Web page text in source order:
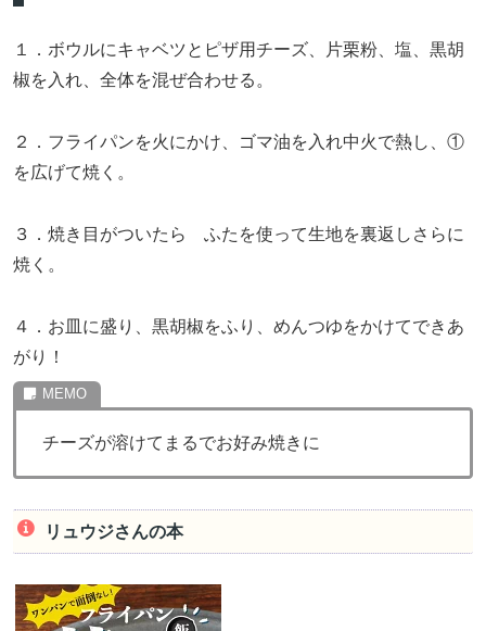
１．ボウルにキャベツとピザ用チーズ、片栗粉、塩、黒胡
椒を入れ、全体を混ぜ合わせる。
２．フライパンを火にかけ、ゴマ油を入れ中火で熱し、①
を広げて焼く。
３．焼き目がついたら ふたを使って生地を裏返しさらに
焼く。
４．お皿に盛り、黒胡椒をふり、めんつゆをかけてできあ
がり！
チーズが溶けてまるでお好み焼きに
リュウジさんの本